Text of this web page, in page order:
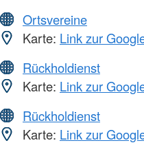
Ortsvereine
Karte: Link zur
Rückholdienst
Karte: Link zur
Rückholdienst
Karte: Link zur